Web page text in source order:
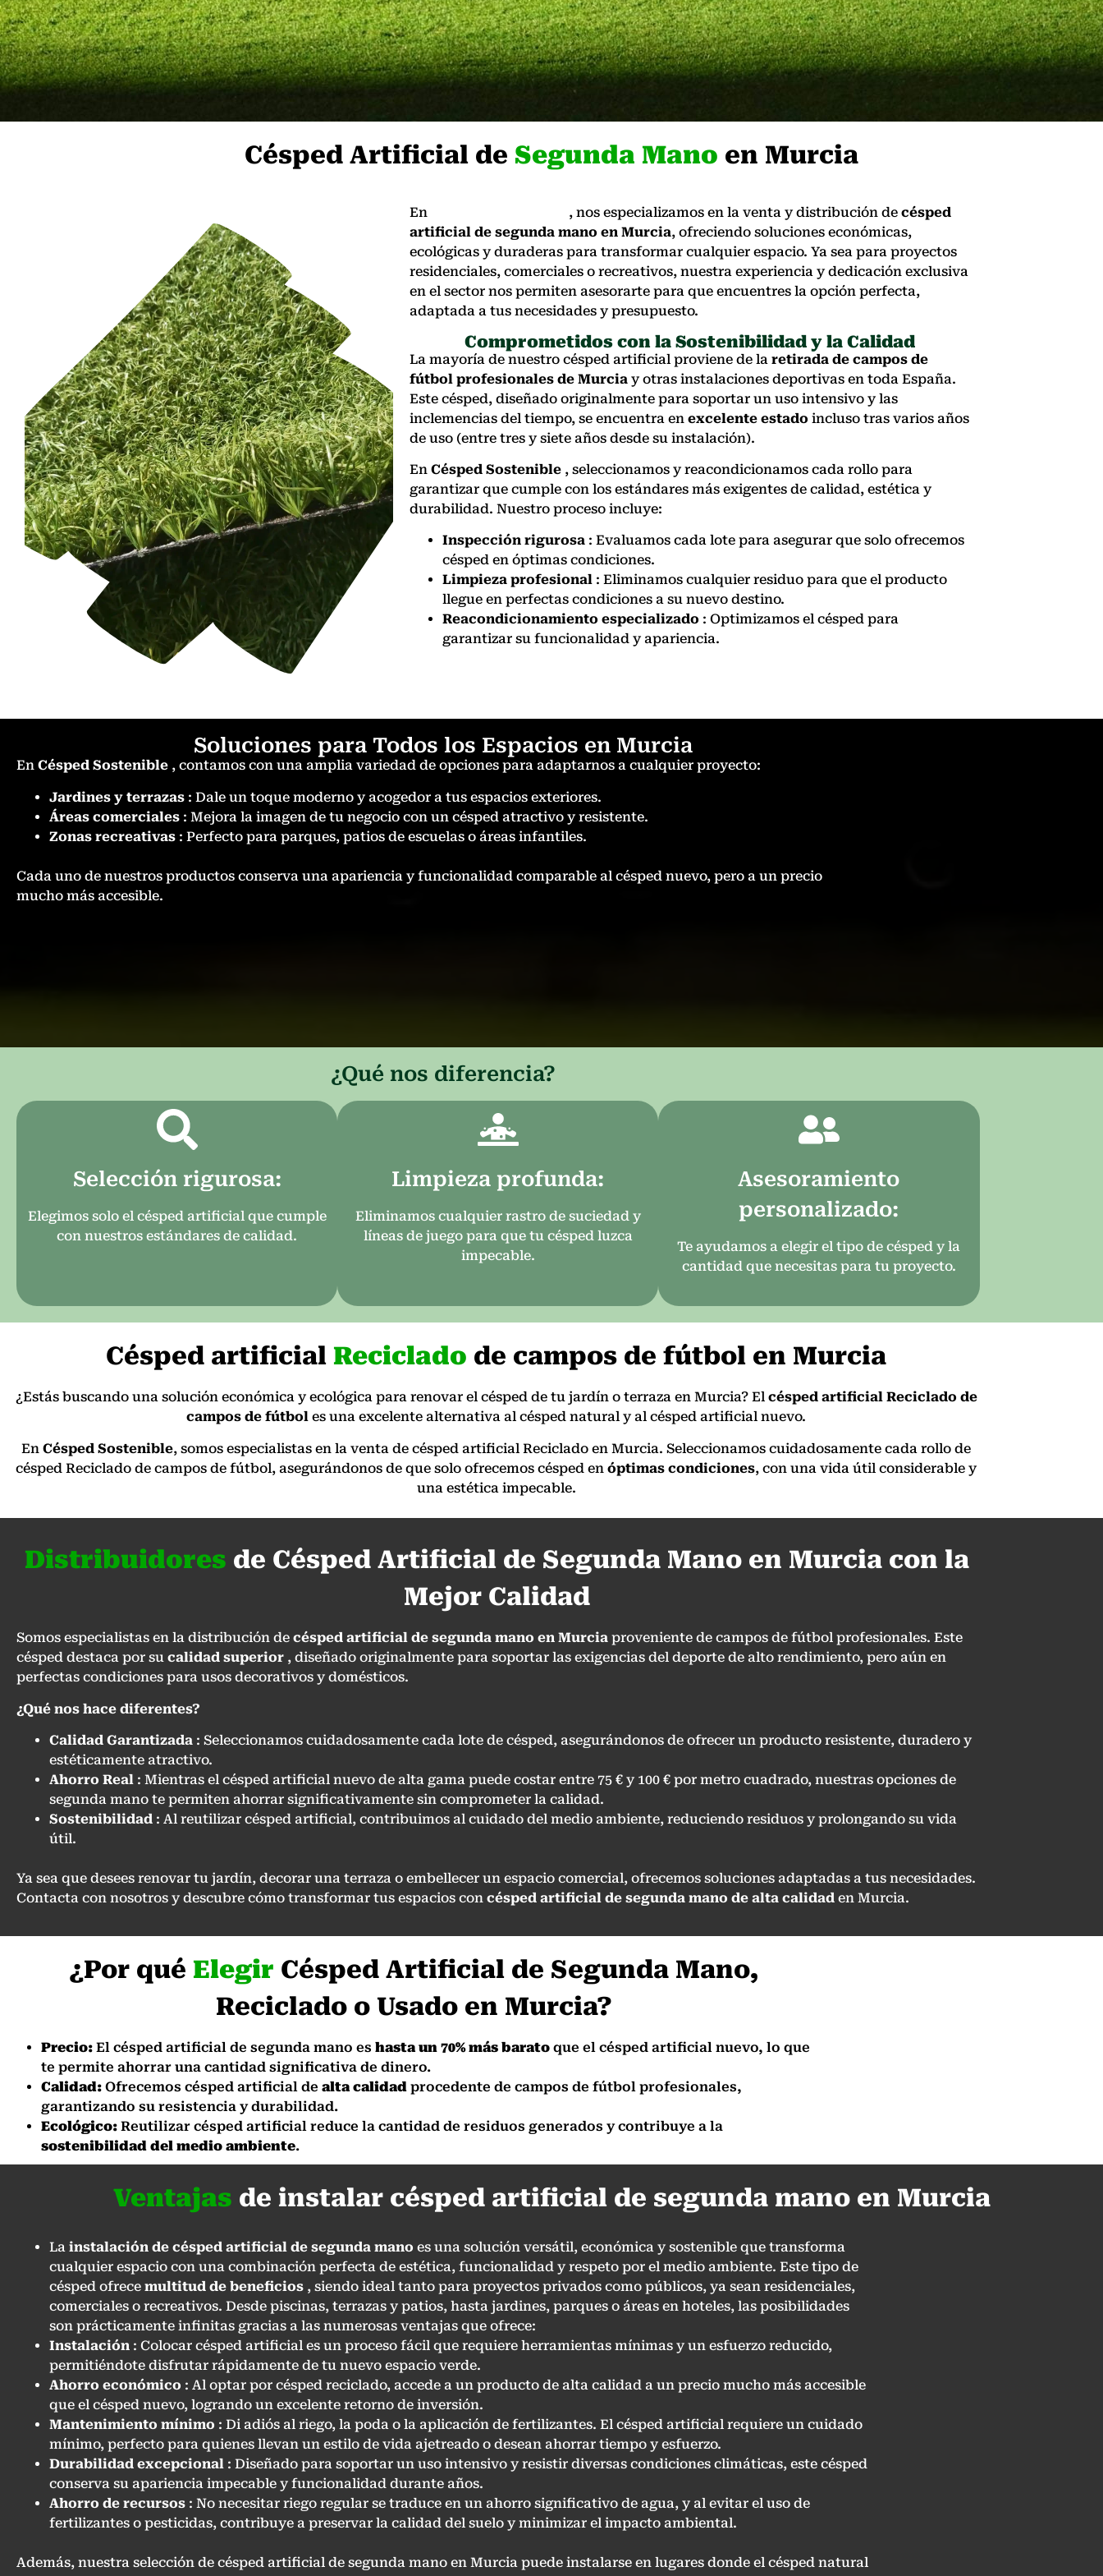
Césped Artificial de Segunda Mano en Murcia
En , nos especializamos en la venta y distribución de césped
artificial de segunda mano en Murcia, ofreciendo soluciones económicas,
ecológicas y duraderas para transformar cualquier espacio. Ya sea para proyectos
residenciales, comerciales o recreativos, nuestra experiencia y dedicación exclusiva
en el sector nos permiten asesorarte para que encuentres la opción perfecta,
adaptada a tus necesidades y presupuesto.
Comprometidos con la Sostenibilidad y la Calidad
La mayoría de nuestro césped artificial proviene de la retirada de campos de
fútbol profesionales de Murcia y otras instalaciones deportivas en toda España.
Este césped, diseñado originalmente para soportar un uso intensivo y las
inclemencias del tiempo, se encuentra en excelente estado incluso tras varios años
de uso (entre tres y siete años desde su instalación).
En Césped Sostenible, seleccionamos y reacondicionamos cada rollo para
garantizar que cumple con los estándares más exigentes de calidad, estética y
durabilidad. Nuestro proceso incluye:
Inspección rigurosa: Evaluamos cada lote para asegurar que solo ofrecemos
césped en óptimas condiciones.
Limpieza profesional: Eliminamos cualquier residuo para que el producto
llegue en perfectas condiciones a su nuevo destino.
Reacondicionamiento especializado : Optimizamos el césped para
garantizar su funcionalidad y apariencia.
Soluciones para Todos los Espacios en Murcia
En Césped Sostenible , contamos con una amplia variedad de opciones para adaptarnos a cualquier proyecto:
Jardines y terrazas : Dale un toque moderno y acogedor a tus espacios exteriores.
Áreas comerciales : Mejora la imagen de tu negocio con un césped atractivo y resistente.
Zonas recreativas : Perfecto para parques, patios de escuelas o áreas infantiles.
Cada uno de nuestros productos conserva una apariencia y funcionalidad comparable al césped nuevo, pero a un precio
mucho más accesible.
¿Qué nos diferencia?
Selección rigurosa:
Elegimos solo el césped artificial que cumple
con nuestros estándares de calidad.
Limpieza profunda:
Eliminamos cualquier rastro de suciedad y
líneas de juego para que tu césped luzca
impecable.
Asesoramiento
personalizado:
Te ayudamos a elegir el tipo de césped y la
cantidad que necesitas para tu proyecto.
Césped artificial Reciclado de campos de fútbol en Murcia
¿Estás buscando una solución económica y ecológica para renovar el césped de tu jardín o terraza en Murcia? El césped artificial Reciclado de
campos de fútbol es una excelente alternativa al césped natural y al césped artificial nuevo.
EnCésped Sostenible, somos especialistas en la venta de césped artificial Reciclado en Murcia. Seleccionamos cuidadosamente cada rollo de
césped Reciclado de campos de fútbol, asegurándonos de que solo ofrecemos césped enóptimas condiciones, con una vida útil considerable y
una estética impecable.
Distribuidores de Césped Artificial de Segunda Mano en Murcia con la
Mejor Calidad
Somos especialistas en la distribución de césped artificial de segunda mano en Murcia proveniente de campos de fútbol profesionales. Este
césped destaca por su calidad superior , diseñado originalmente para soportar las exigencias del deporte de alto rendimiento, pero aún en
perfectas condiciones para usos decorativos y domésticos.
¿Qué nos hace diferentes?
Calidad Garantizada : Seleccionamos cuidadosamente cada lote de césped, asegurándonos de ofrecer un producto resistente, duradero y
estéticamente atractivo.
Ahorro Real : Mientras el césped artificial nuevo de alta gama puede costar entre 75 € y 100 € por metro cuadrado, nuestras opciones de
segunda mano te permiten ahorrar significativamente sin comprometer la calidad.
Sostenibilidad : Al reutilizar césped artificial, contribuimos al cuidado del medio ambiente, reduciendo residuos y prolongando su vida
útil.
Ya sea que desees renovar tu jardín, decorar una terraza o embellecer un espacio comercial, ofrecemos soluciones adaptadas a tus necesidades.
Contacta con nosotros y descubre cómo transformar tus espacios con césped artificial de segunda mano de alta calidad en Murcia.
¿Por qué Elegir Césped Artificial de Segunda Mano,
Reciclado o Usado en Murcia?
Precio: El césped artificial de segunda mano es hasta un 70% más barato que el césped artificial nuevo, lo que
te permite ahorrar una cantidad significativa de dinero.
Calidad: Ofrecemos césped artificial de alta calidad procedente de campos de fútbol profesionales,
garantizando su resistencia y durabilidad.
Ecológico: Reutilizar césped artificial reduce la cantidad de residuos generados y contribuye a la
sostenibilidad del medio ambiente.
Ventajas de instalar césped artificial de segunda mano en Murcia
La instalación de césped artificial de segunda mano es una solución versátil, económica y sostenible que transforma
cualquier espacio con una combinación perfecta de estética, funcionalidad y respeto por el medio ambiente. Este tipo de
césped ofrece multitud de beneficios , siendo ideal tanto para proyectos privados como públicos, ya sean residenciales,
comerciales o recreativos. Desde piscinas, terrazas y patios, hasta jardines, parques o áreas en hoteles, las posibilidades
son prácticamente infinitas gracias a las numerosas ventajas que ofrece:
Instalación : Colocar césped artificial es un proceso fácil que requiere herramientas mínimas y un esfuerzo reducido,
permitiéndote disfrutar rápidamente de tu nuevo espacio verde.
Ahorro económico : Al optar por césped reciclado, accede a un producto de alta calidad a un precio mucho más accesible
que el césped nuevo, logrando un excelente retorno de inversión.
Mantenimiento mínimo : Di adiós al riego, la poda o la aplicación de fertilizantes. El césped artificial requiere un cuidado
mínimo, perfecto para quienes llevan un estilo de vida ajetreado o desean ahorrar tiempo y esfuerzo.
Durabilidad excepcional : Diseñado para soportar un uso intensivo y resistir diversas condiciones climáticas, este césped
conserva su apariencia impecable y funcionalidad durante años.
Ahorro de recursos : No necesitar riego regular se traduce en un ahorro significativo de agua, y al evitar el uso de
fertilizantes o pesticidas, contribuye a preservar la calidad del suelo y minimizar el impacto ambiental.
Además, nuestra selección de césped artificial de segunda mano en Murcia puede instalarse en lugares donde el césped natural